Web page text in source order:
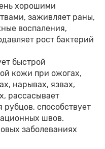
хорошими
заживляет раны,
воспаления,
рост бактерий
быстрой
кожи при ожогах,
нарывах, язвах,
рассасывает
способствует
швов.
заболеваниях